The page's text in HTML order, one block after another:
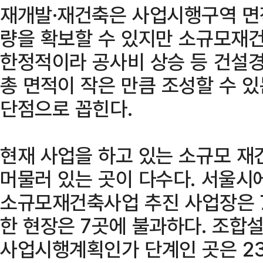
재개발·재건축은 사업시행구역
량을 확보할 수 있지만 소규모재
한정적이라 공사비 상승 등 건설
총 면적이 작은 만큼 조성할 수
단점으로 꼽힌다.
현재 사업을 하고 있는 소규모
머물러 있는 곳이 다수다. 서울
소규모재건축사업 추진 사업장
한 현장은 7곳에 불과하다. 조합
사업시행계획인가 단계인 곳은